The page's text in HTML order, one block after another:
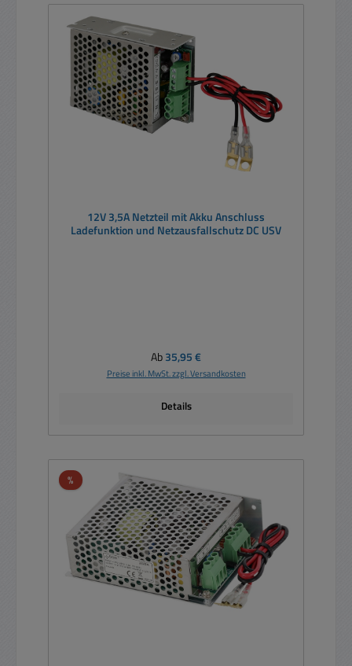
12V 3,5A Netzteil mit Akku Anschluss
Ladefunktion und Netzausfallschutz DC USV
Regulärer Preis:
Ab35,95 €
Preise inkl. MwSt. zzgl. Versandkosten
Details
%Rabatt